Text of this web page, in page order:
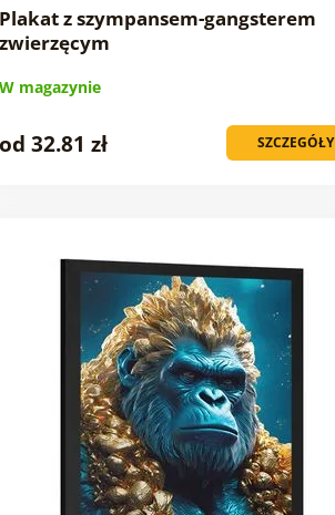
Plakat z szympansem-gangsterem
zwierzęcym
W magazynie
SZCZEGÓŁY
od 32.81 zł